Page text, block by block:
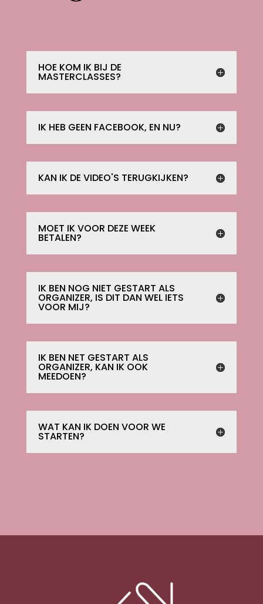
HOE KOM IK BIJ DE
MASTERCLASSES?
IK HEB GEEN FACEBOOK, EN NU?
KAN IK DE VIDEO'S TERUGKIJKEN?
MOET IK VOOR DEZE WEEK
BETALEN?
IK BEN NOG NIET GESTART ALS
ORGANIZER, IS DIT DAN WEL IETS
VOOR MIJ?
IK BEN NET GESTART ALS
ORGANIZER, KAN IK OOK
MEEDOEN?
WAT KAN IK DOEN VOOR WE
STARTEN?